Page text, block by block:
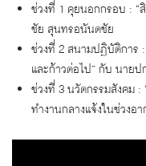
ช่วงที่ 1 คุยนอกกรอบ : “
ชัย สุนทรอนันตชัย
ช่วงที่ 2 สนามปฏิบัติการ
และก้าวต่อไป” กับ นายป
ช่วงที่ 3 นวัตกรรมสังคม :
ทำงานกลางแจ้งในช่วงอ